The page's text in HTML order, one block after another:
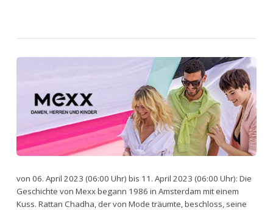
von 06. April 2023 (06:00 Uhr) bis 11. April 2023 (06:00 Uhr): Die
Geschichte von Mexx begann 1986 in Amsterdam mit einem
Kuss. Rattan Chadha, der von Mode träumte, beschloss, seine